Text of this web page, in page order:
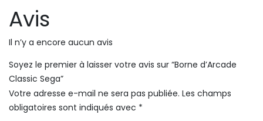
Avis
Il n’y a encore aucun avis
Soyez le premier à laisser votre avis sur “Borne d’Arcade
Classic Sega”
Votre adresse e-mail ne sera pas publiée. Les champs
obligatoires sont indiqués avec *